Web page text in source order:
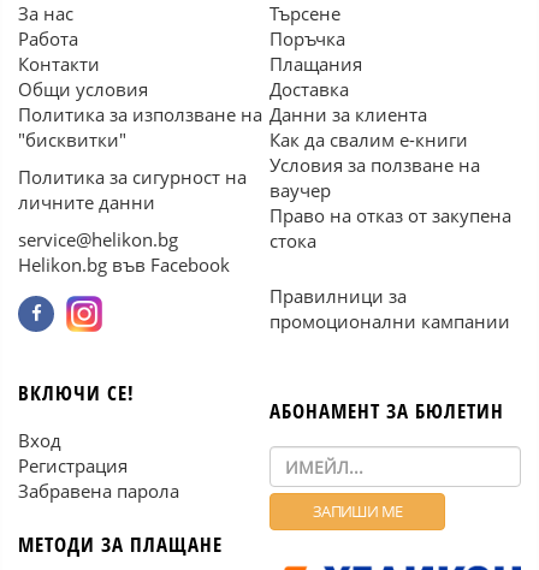
За нас
Работа
Контакти
Общи условия
Политика за използване на
"бисквитки"
Политика за сигурност на
личните данни
service@helikon.bg
Helikon.bg във Facebook
Търсене
Поръчка
Плащания
Доставка
Данни за клиента
Как да свалим е-книги
Условия за ползване на
ваучер
Право на отказ от закупена
стока
Правилници за
промоционални кампании
ВКЛЮЧИ СЕ!
Вход
Регистрация
Забравена парола
МЕТОДИ ЗА ПЛАЩАНЕ
АБОНАМЕНТ ЗА БЮЛЕТИН